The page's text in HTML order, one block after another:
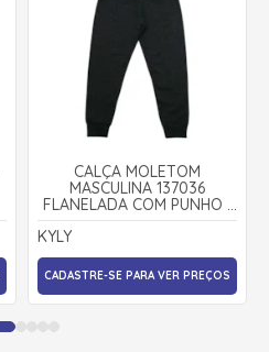
CALÇA MOLETOM
MASCULINA 137036
FLANELADA COM PUNHO -
KYLY
KYLY
CADASTRE-SE PARA VER PREÇOS